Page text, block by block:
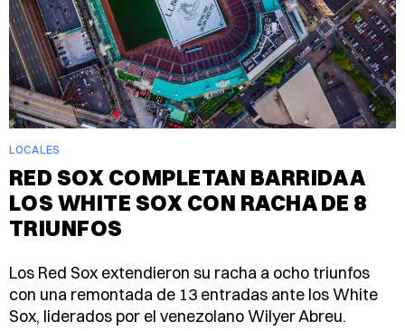
LOCALES
RED SOX COMPLETAN BARRIDA A
LOS WHITE SOX CON RACHA DE 8
TRIUNFOS
Los Red Sox extendieron su racha a ocho triunfos
con una remontada de 13 entradas ante los White
Sox, liderados por el venezolano Wilyer Abreu.